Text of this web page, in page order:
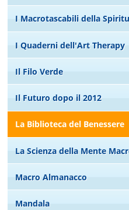
I Macrotascabili della
I Quaderni dell'Art Therapy
Il Filo Verde
Il Futuro dopo il 2012
La Biblioteca del Benessere
La Scienza della Mente
Macro Almanacco
Mandala